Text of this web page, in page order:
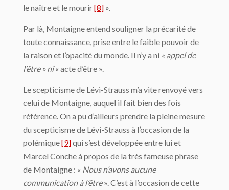
le naître et le mourir[8] ».
Par là, Montaigne entend souligner la précarité de
toute connaissance, prise entre le faible pouvoir de
la raison et l’opacité du monde. Il n’y a ni « appel de
l’être »ni« acte d’être ».
Le scepticisme de Lévi-Strauss m’a vite renvoyé vers
celui de Montaigne, auquel il fait bien des fois
référence. On a pu d’ailleurs prendre la pleine mesure
du scepticisme de Lévi-Strauss à l’occasion de la
polémique[9]qui s’est développée entre lui et
Marcel Conche à propos de la très fameuse phrase
de Montaigne : « Nous n’avons aucune
communication à l’être». C’est à l’occasion de cette